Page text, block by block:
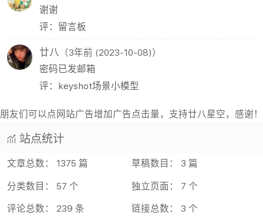
谢谢
评：留言板
廿八 （3年前 (2023-10-08)）
密码已发邮箱
评：keyshot场景小模型
朋友们可以点网站广告增加广告点击量，支持廿八星空，感谢！
站点统计
文章总数： 1375 篇 草稿数目： 3 篇
分类数目： 57 个 独立页面： 7 个
评论总数： 239 条 链接总数： 3 个